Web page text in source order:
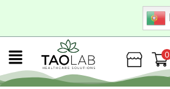
Loja
0